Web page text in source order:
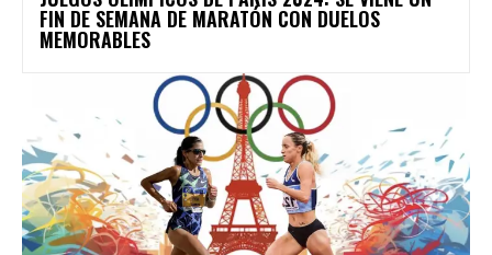
FIN DE SEMANA DE MARATÓN CON DUELOS
MEMORABLES